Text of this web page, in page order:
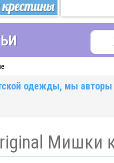
одежды, мы авторы